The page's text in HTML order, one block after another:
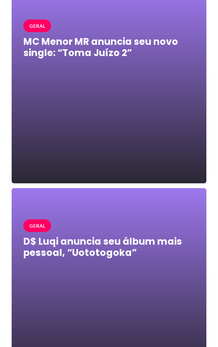
GERAL
MC Menor MR anuncia seu novo
single: “Toma Juízo 2”
GERAL
D$ Luqi anuncia seu álbum mais
pessoal, “Uototogoka”